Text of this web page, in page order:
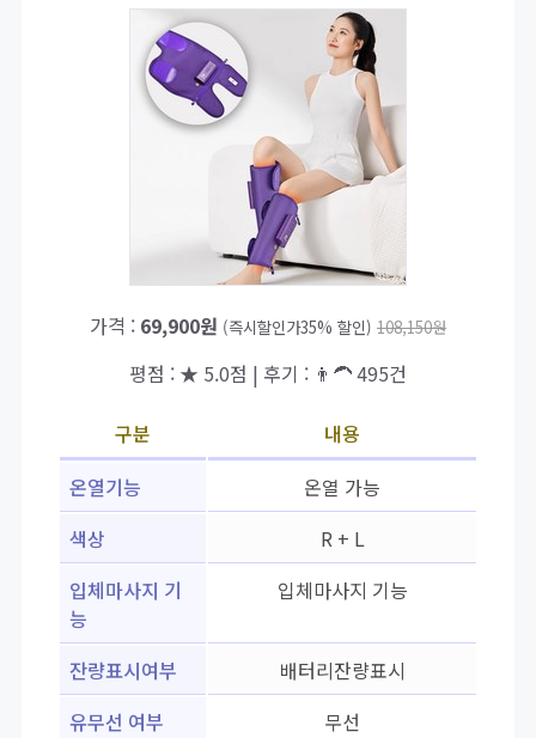
가격 : 69,900원 (즉시할인가35% 할인) 108,150원
평점 : ★ 5.0점 | 후기 : 👨‍🦱 495건
구분
내용
온열기능
온열 가능
색상
R + L
입체마사지 기
능
입체마사지 기능
잔량표시여부
배터리잔량표시
유무선 여부
무선